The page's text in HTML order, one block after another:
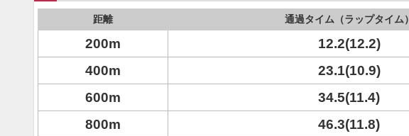
距離 通過タイム（ラップタイム）
200m
12.2(12.2)
400m
23.1(10.9)
600m
34.5(11.4)
800m
46.3(11.8)